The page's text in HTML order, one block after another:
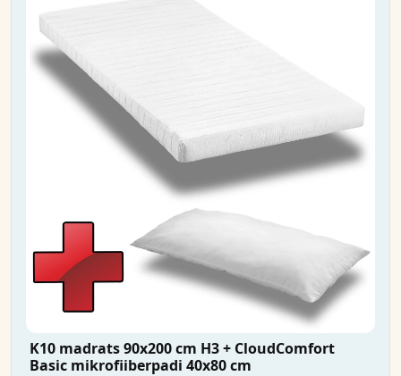
K10 madrats 90x200 cm H3 + CloudComfort
Basic mikrofiiberpadi 40x80 cm